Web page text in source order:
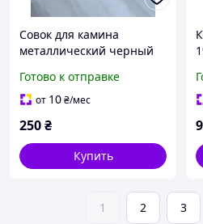
Совок для камина
металлический черный
Готово к отправке
от 10₴/мес
250₴
Купить
1 2 3